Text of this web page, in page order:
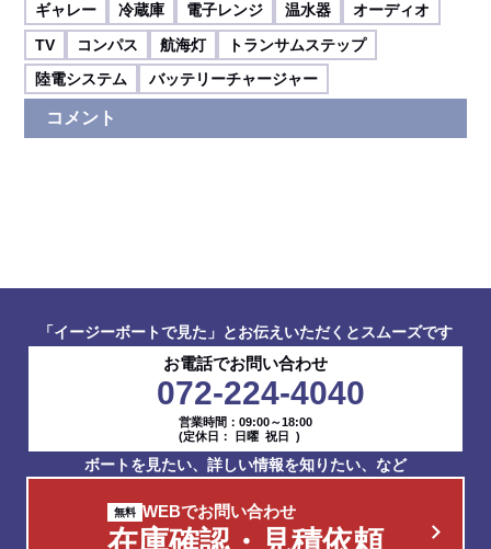
ギャレー
冷蔵庫 電子レンジ 温水器
オーディオ
TV
コンパス 航海灯
トランサムステップ
陸電システム
バッテリーチャージャー
コメント
「イージーボートで見た」とお伝えいただくとスムーズです
お電話でお問い合わせ
072-224-4040
営業時間：09:00～18:00
(定休日： 日曜 祝日 )
ボートを見たい、詳しい情報を知りたい、など
WEBでお問い合わせ